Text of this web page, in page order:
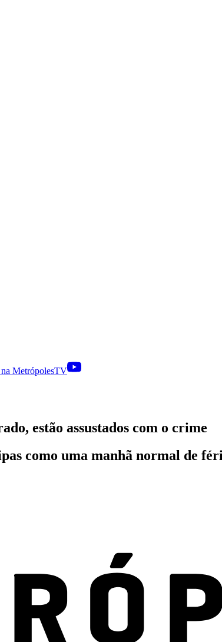
na MetrópolesTV
estão assustados com o crime
como uma manhã normal de